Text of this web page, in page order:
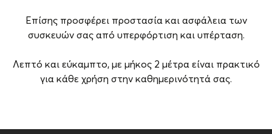
Επίσης προσφέρει προστασία και ασφάλεια των
συσκευών σας από υπερφόρτιση και υπέρταση.
Λεπτό και εύκαμπτο, με μήκος 2 μέτρα είναι πρακτικό
για κάθε χρήση στην καθημερινότητά σας.
Εγγύηση 1 έτος